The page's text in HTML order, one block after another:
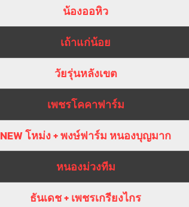
น้องออหิว
เถ้าแก่น้อย
วัยรุ่นหลังเขต
เพชรโคคาฟาร์ม
NEW โหม่ง + พงษ์ฟาร์ม หนองบุญมาก
หนองม่วงทีม
ธันเดช + เพชรเกรียงไกร